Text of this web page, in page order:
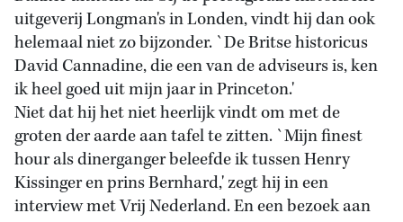
uitgeverij Longman's in Londen, vindt hij dan ook
helemaal niet zo bijzonder. `De Britse historicus
David Cannadine, die een van de adviseurs is, ken
ik heel goed uit mijn jaar in Princeton.'
Niet dat hij het niet heerlijk vindt om met de
groten der aarde aan tafel te zitten. `Mijn finest
hour als dinerganger beleefde ik tussen Henry
Kissinger en prins Bernhard,' zegt hij in een
interview met Vrij Nederland. En een bezoek aan